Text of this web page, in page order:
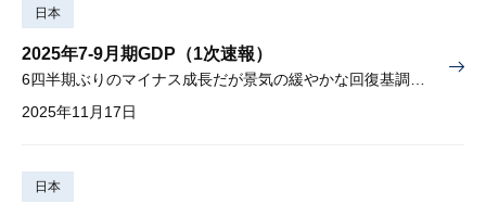
日本
2025年7-9月期GDP（1次速報）
2025年11月17日
日本